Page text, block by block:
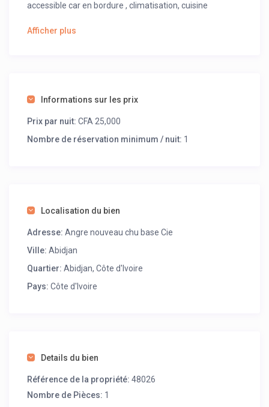
accessible car en bordure , climatisation, cuisine
Afficher plus
Informations sur les prix
Prix par nuit: CFA 25,000
Nombre de réservation minimum / nuit: 1
Localisation du bien
Adresse: Angre nouveau chu base Cie
Ville: Abidjan
Quartier: Abidjan, Côte d'Ivoire
Pays: Côte d'Ivoire
Details du bien
Référence de la propriété: 48026
Nombre de Pièces: 1